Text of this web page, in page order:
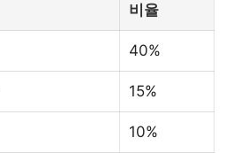
비율
40%
15%
10%